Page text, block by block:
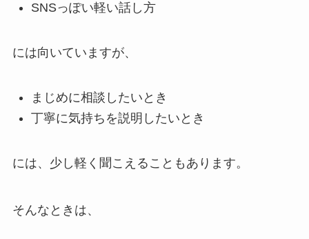
SNSっぽい軽い話し方
には向いていますが、
まじめに相談したいとき
丁寧に気持ちを説明したいとき
には、少し軽く聞こえることもあります。
そんなときは、